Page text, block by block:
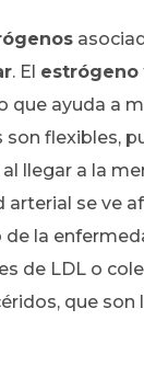
. El estrógeno
que ayuda a
flexibles,
llegar a la
arterial se ve
la
de LDL o
que son